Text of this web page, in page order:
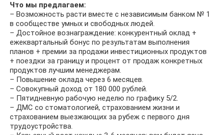
Что мы предлагаем:
– Возможность расти вместе с независимым банком № 1
в сообществе умных и свободных людей.
– Достойное вознаграждение: конкурентный оклад +
ежеквартальный бонус по результатам выполнения
планов + премии за продажи инвестиционных продуктов
+ поездки за границу и процент от продаж конкретных
продуктов лучшим менеджерам.
– Повышение оклада через 6 месяцев.
– Совокупный доход от 180 000 рублей.
– Пятидневную рабочую неделю по графику 5/2.
– ДМС со стоматологией, страхованием жизни и
страхованием выезжающих за рубеж с первого дня
трудоустройства.